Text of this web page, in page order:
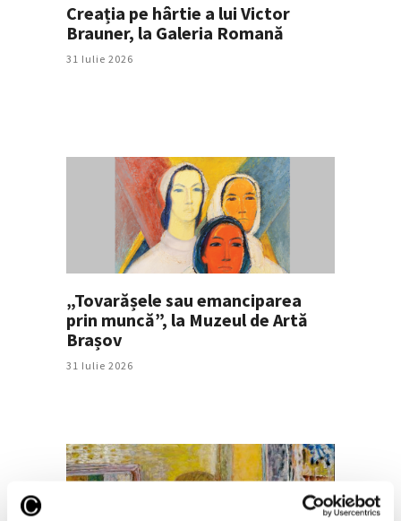
Creația pe hârtie a lui Victor
Brauner, la Galeria Romană
31 Iulie 2026
„Tovarășele sau emanciparea
prin muncă”, la Muzeul de Artă
Brașov
31 Iulie 2026